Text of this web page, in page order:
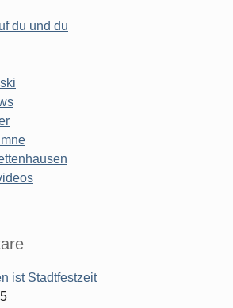
du und du
ist Stadtfestzeit